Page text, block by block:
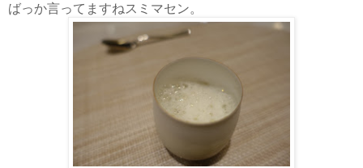
ばっか言ってますねスミマセン。